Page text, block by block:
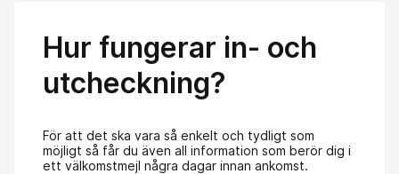
Hur fungerar in- och
utcheckning?
För att det ska vara så enkelt och tydligt som
möjligt så får du även all information som berör dig i
ett välkomstmejl några dagar innan ankomst.